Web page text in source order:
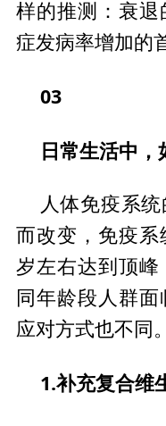
样的推测：衰退
症发病率增加的
03
日常生活中，
人体免疫系
而改变，免疫系
岁左右达到顶峰
同年龄段人群面
应对方式也不同。
1.补充复合维